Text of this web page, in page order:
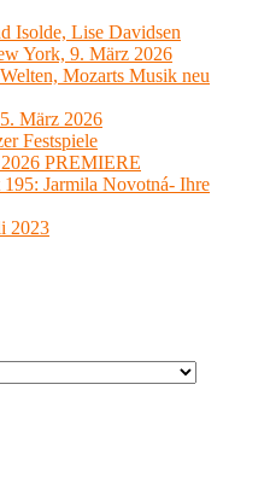
Isolde, Lise Davidsen
York, 9. März 2026
Mozarts Musik neu
März 2026
Festspiele
2026 PREMIERE
Jarmila Novotná- Ihre
2023